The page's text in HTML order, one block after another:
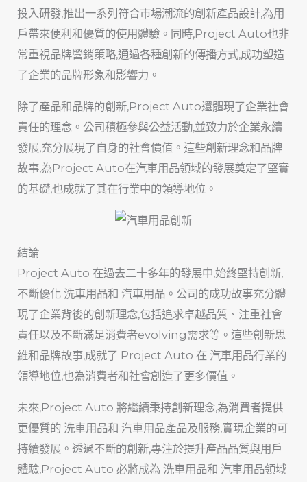
投入研發,推出一系列符合市場潮流的創新產品設計,為用
戶帶來便利和優質的使用體驗。同時,Project Auto也非
常重視品牌營銷策略,通過各種創新的傳播方式,成功塑造
了企業的品牌形象和影響力。
除了產品和品牌的創新,Project Auto還體現了企業社會
責任的理念。公司積極參與公益活動,並致力於企業永續
發展,充分展現了自身的社會價值。這些創新理念和品牌
故事,為Project Auto在汽車用品領域的發展奠定了堅實
的基礎,也成就了其在行業中的領導地位。
結論
Project Auto 在過去二十多年的發展中,始終堅持創新,
不斷優化 洗車用品和 汽車用品 。公司的成功故事充分體
現了企業背後的創新理念,包括追求卓越品質、注重社會
責任以及不斷滿足消費者evolving需求等。這些創新思
維和品牌故事,成就了 Project Auto 在 汽車用品行業的
領導地位,也為消費者和社會創造了更多價值。
未來,Project Auto 將繼續秉持創新理念,為消費者提供
更優質的 洗車用品和 汽車用品產品及服務,實現企業的可
持續發展。透過不斷的創新,專注於提升產品品質與用戶
體驗,Project Auto 必將成為 洗車用品和 汽車用品領域